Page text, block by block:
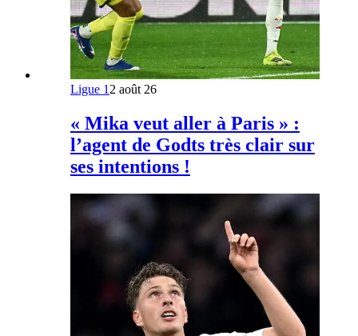
Ligue 1 2 août 26
« Mika veut aller à Paris » :
l’agent de Godts très clair sur
ses intentions !